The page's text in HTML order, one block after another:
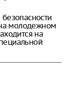
молодежном
на